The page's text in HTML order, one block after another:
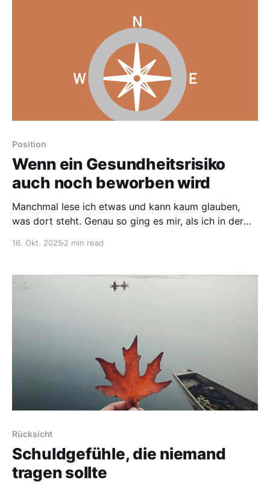
Position
Wenn ein Gesundheitsrisiko
auch noch beworben wird
Manchmal lese ich etwas und kann kaum glauben,
was dort steht. Genau so ging es mir, als ich in der
offiziell alkoholfreie Weine in die Kampagne
einbezogen werden sollen, wird damit
16. Okt. 2025 2 min read
Rücksicht
Schuldgefühle, die niemand
tragen sollte